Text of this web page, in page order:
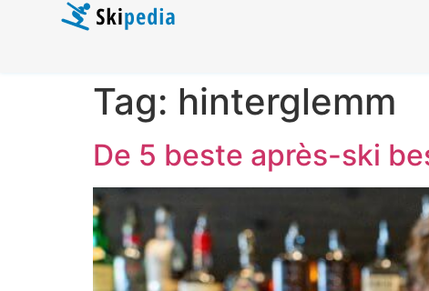
Tag: hinterglemm
De 5 beste après-ski